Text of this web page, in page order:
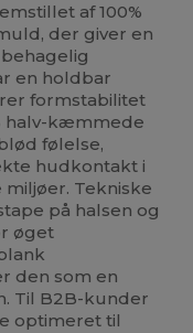
af 100%
der giver en
en holdbar
formstabilitet
halv-kæmmede
følelse,
hudkontakt i
Tekniske
på halsen og
øget
den som en
Til B2B-kunder
optimeret til